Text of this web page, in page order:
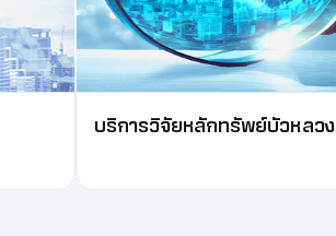
บริการวิจัยหลักทรัพย์บัวหลวง